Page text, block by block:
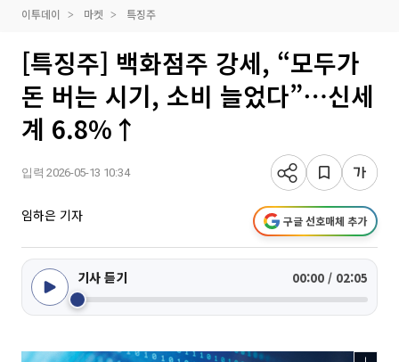
이투데이 마켓 특징주
[특징주] 백화점주 강세, “모두가
돈 버는 시기, 소비 늘었다”⋯신세
계 6.8%↑
입력 2026-05-13 10:34
임하은 기자 구글 선호매체 추가
기사 듣기 00:00 / 02:05